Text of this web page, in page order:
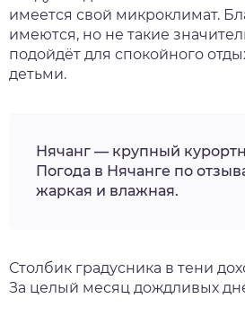
имеется свой микроклимат.
имеются, но не такие
подойдёт для спокойного
детьми.
Нячанг — крупный
Погода в Нячанге по
жаркая и влажная.
Столбик градусника в тени
За целый месяц дождливых